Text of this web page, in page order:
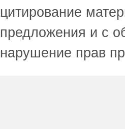
цитирование
предложения и с
нарушение прав